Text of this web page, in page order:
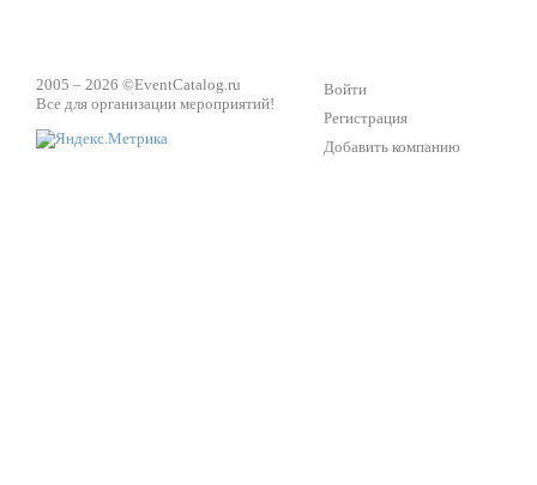
2005 – 2026 ©EventCatalog.ru
Все для организации мероприятий!
Войти
Регистрация
Добавить компанию